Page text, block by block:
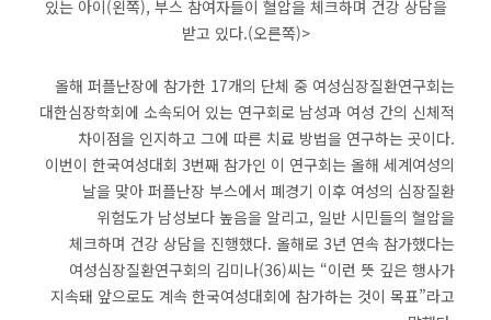
있는 아이(왼쪽), 부스 참여자들이 혈압을 체크하며 건강 상담을
받고 있다.(오른쪽)>
올해 퍼플난장에 참가한 17개의 단체 중 여성심장질환연구회는
대한심장학회에 소속되어 있는 연구회로 남성과 여성 간의 신체적
차이점을 인지하고 그에 따른 치료 방법을 연구하는 곳이다.
이번이 한국여성대회 3번째 참가인 이 연구회는 올해 세계여성의
날을 맞아 퍼플난장 부스에서 폐경기 이후 여성의 심장질환
위험도가 남성보다 높음을 알리고, 일반 시민들의 혈압을
체크하며 건강 상담을 진행했다. 올해로 3년 연속 참가했다는
여성심장질환연구회의 김미나(36)씨는 “이런 뜻 깊은 행사가
지속돼 앞으로도 계속 한국여성대회에 참가하는 것이 목표”라고